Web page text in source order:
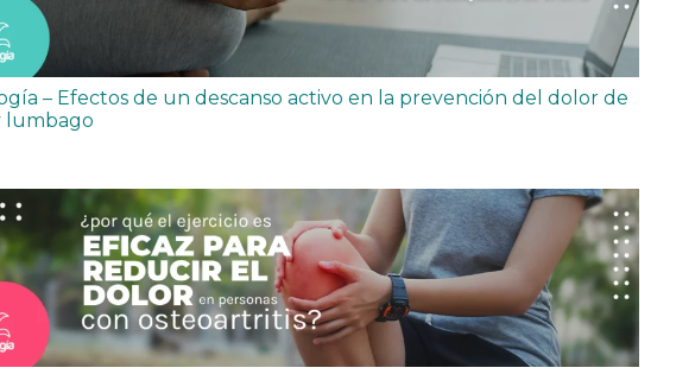
– Efectos de un descanso activo en la prevención del dolor de
lumbago